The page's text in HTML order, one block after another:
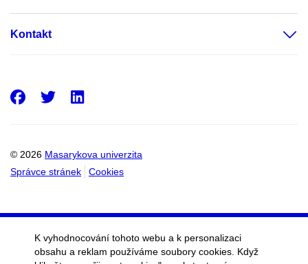
Kontakt
© 2026 Masarykova univerzita
Správce stránek
Cookies
Facebook
Twitter
K vyhodnocování tohoto webu a k personalizaci
obsahu a reklam používáme soubory cookies. Když